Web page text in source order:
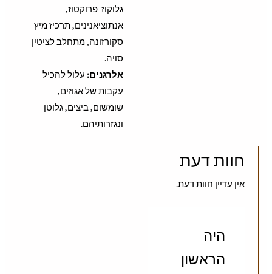
גלוקוז-פרוקטוז,
אנתוציאנינים, תרכיז מיץ
סקורזונה, מתחלב לציטין
סויה.
אלרגנים: עלול להכיל
עקבות של אגוזים,
שומשום, ביצים, גלוטן
ונגזרותיהם.
חוות דעת
אין עדיין חוות דעת.
היה
הראשון